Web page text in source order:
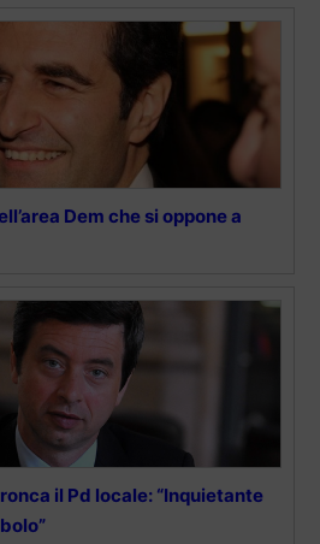
Dem che si oppone a
il Pd locale: “Inquietante